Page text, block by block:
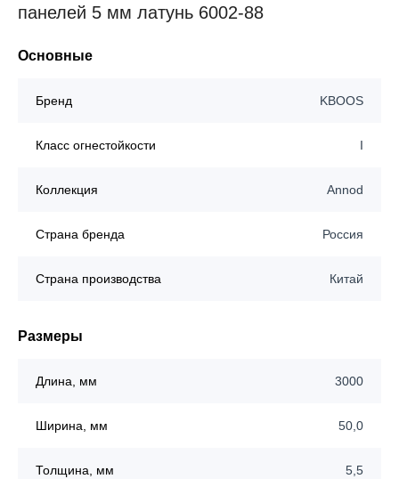
панелей 5 мм латунь 6002-88
Основные
Бренд KBOOS
Класс огнестойкости I
Коллекция Annod
Страна бренда Россия
Страна производства Китай
Размеры
Длина, мм 3000
Ширина, мм 50,0
Толщина, мм 5,5